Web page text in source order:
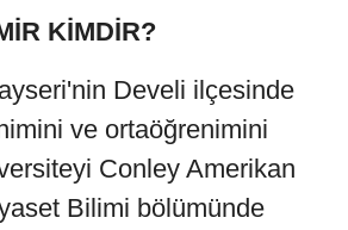
KİMDİR?
Develi ilçesinde
ve ortaöğrenimini
Conley Amerikan
Bilimi bölümünde